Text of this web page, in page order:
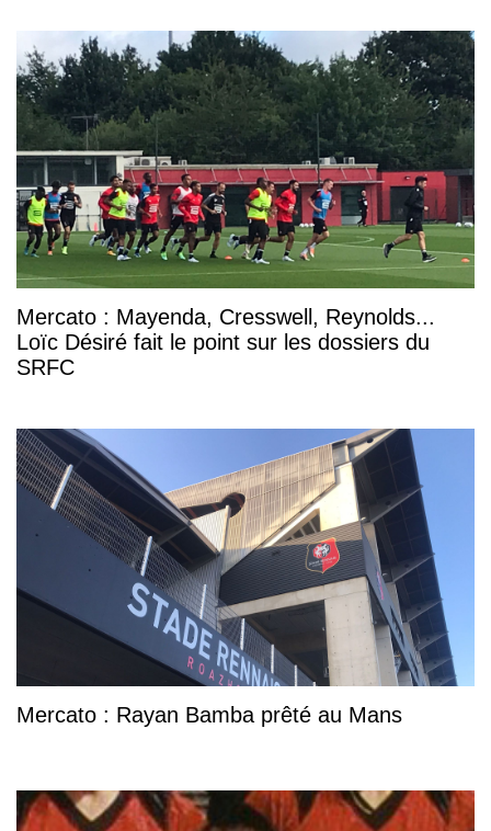
Mercato : Mayenda, Cresswell, Reynolds...
Loïc Désiré fait le point sur les dossiers du
SRFC
Mercato : Rayan Bamba prêté au Mans